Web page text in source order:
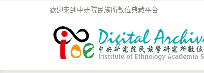
歡迎來到中研院民族所數位典藏平台